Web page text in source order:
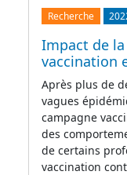
Recherche
Impact de la
vaccination
Après plus de
vagues
campagne
des
de certains
vaccination